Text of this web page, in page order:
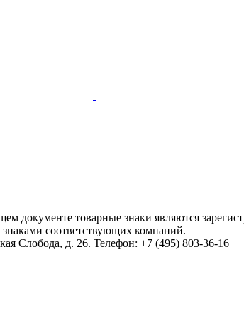
документе товарные знаки являются
соответствующих компаний.
Слобода, д. 26. Телефон: +7 (495) 803-36-16